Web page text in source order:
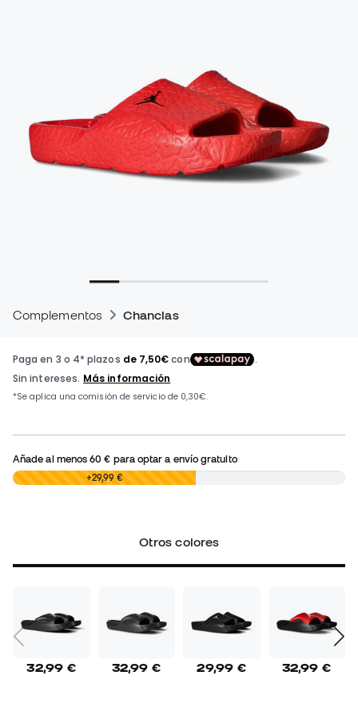
Complementos Chanclas
Añade al menos60 € para optar a envío gratuito
0,00 € +29,99 €
Otros colores
32,99 € 32,99 € 29,99 € 32,99 €